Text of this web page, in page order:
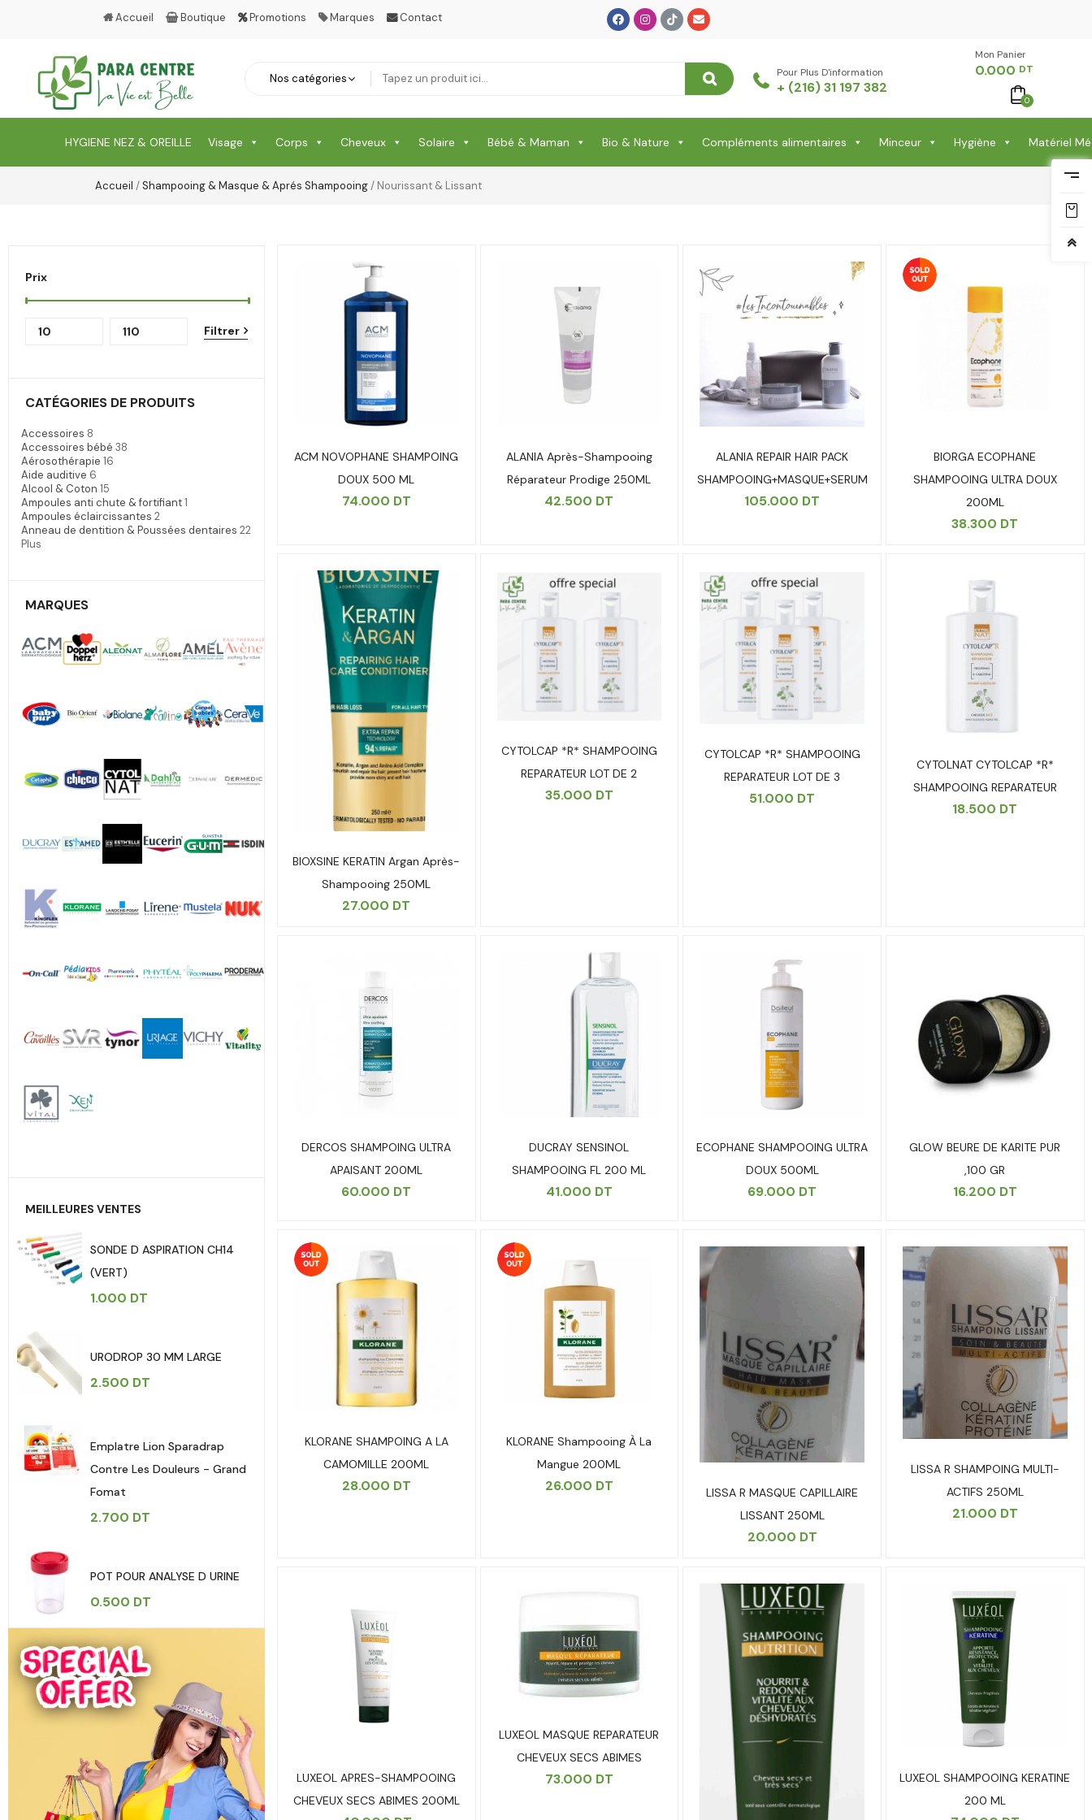
Accueil Boutique Promotions Marques Contact
Pour Plus D'information
+ (216) 31 197 382
Mon Panier -
0.000 DT
0
HYGIENE NEZ & OREILLE Visage Corps Cheveux Solaire Bébé & Maman Bio & Nature Compléments alimentaires Minceur Hygiène Matériel
Accueil /Shampooing & Masque & Aprés Shampooing/ Nourissant & Lissant
Prix
Filtrer
CATÉGORIES DE PRODUITS
Accessoires 8
Accessoires bébé 38
Aérosothérapie 16
Aide auditive 6
Alcool & Coton 15
Ampoules anti chute & fortifiant1
Ampoules éclaircissantes 2
Anneau de dentition & Poussées dentaires 22
Plus
MARQUES
MEILLEURES VENTES
SONDE D ASPIRATION CH14
(VERT)
1.000 DT
URODROP 30 MM LARGE
2.500 DT
Emplatre Lion Sparadrap
Contre Les Douleurs - Grand
Fomat
2.700 DT
POT POUR ANALYSE D URINE
0.500 DT
ACM NOVOPHANE SHAMPOING
DOUX 500 ML
74.000 DT
ALANIA Après-Shampooing
Réparateur Prodige 250ML
42.500 DT
ALANIA REPAIR HAIR PACK
SHAMPOOING+MASQUE+SERUM
105.000 DT
BIORGA ECOPHANE
SHAMPOOING ULTRA DOUX
200ML
38.300 DT
BIOXSINE KERATIN Argan Après-
Shampooing 250ML
27.000 DT
CYTOLCAP *R* SHAMPOOING
REPARATEUR LOT DE 2
35.000 DT
CYTOLCAP *R* SHAMPOOING
REPARATEUR LOT DE 3
51.000 DT
CYTOLNAT CYTOLCAP *R*
SHAMPOOING REPARATEUR
18.500 DT
DERCOS SHAMPOING ULTRA
APAISANT 200ML
60.000 DT
DUCRAY SENSINOL
SHAMPOOING FL 200 ML
41.000 DT
ECOPHANE SHAMPOOING ULTRA
DOUX 500ML
69.000 DT
GLOW BEURE DE KARITE PUR
,100 GR
16.200 DT
KLORANE SHAMPOING A LA
CAMOMILLE 200ML
28.000 DT
KLORANE Shampooing À La
Mangue 200ML
26.000 DT
LISSA R MASQUE CAPILLAIRE
LISSANT 250ML
20.000 DT
LISSA R SHAMPOING MULTI-
ACTIFS 250ML
21.000 DT
LUXEOL APRES-SHAMPOOING
CHEVEUX SECS ABIMES 200ML
LUXEOL MASQUE REPARATEUR
CHEVEUX SECS ABIMES
73.000 DT
LUXEOL SHAMPOOING KERATINE
200 ML